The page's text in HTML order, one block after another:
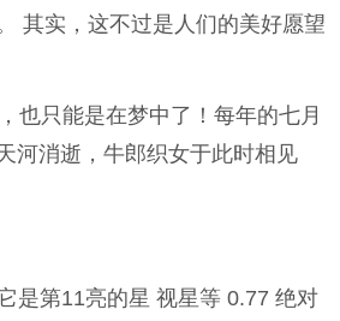
其实，这不过是人们的美好愿望
也只能是在梦中了！每年的七月
河消逝，牛郎织女于此时相见
是第11亮的星 视星等 0.77 绝对